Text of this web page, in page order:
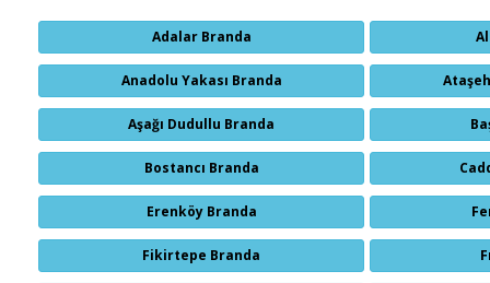
Adalar Branda
Anadolu Yakası Branda
Aşağı Dudullu Branda
Bostancı Branda
Erenköy Branda
Fikirtepe Branda